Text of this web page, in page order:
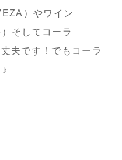
）やワイン
そしてコーラ
夫です！でもコーラ